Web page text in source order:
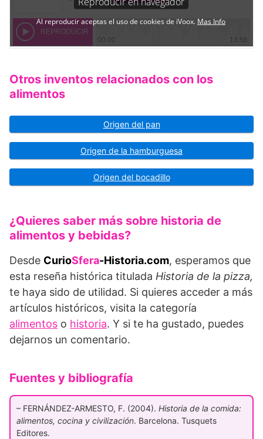
Otros inventos relacionados con los
alimentos
Origen del pan
Origen de la hamburguesa
Origen del bocadillo
¿Quieres saber más sobre historia de
alimentos y bebidas?
Desde CurioSfera-Historia.com, esperamos que
esta reseña histórica titulada Historia de la pizza,
te haya sido de utilidad. Si quieres acceder a más
artículos históricos, visita la categoría
alimentos o historia. Y si te ha gustado, puedes
dejarnos un comentario.
Fuentes y bibliografía
– FERNÁNDEZ-ARMESTO, F. (2004). Historia de la comida:
alimentos, cocina y civilización. Barcelona. Tusquets
Editores.